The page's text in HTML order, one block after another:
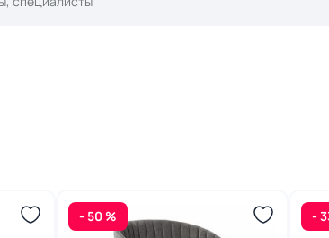
- 50 % -